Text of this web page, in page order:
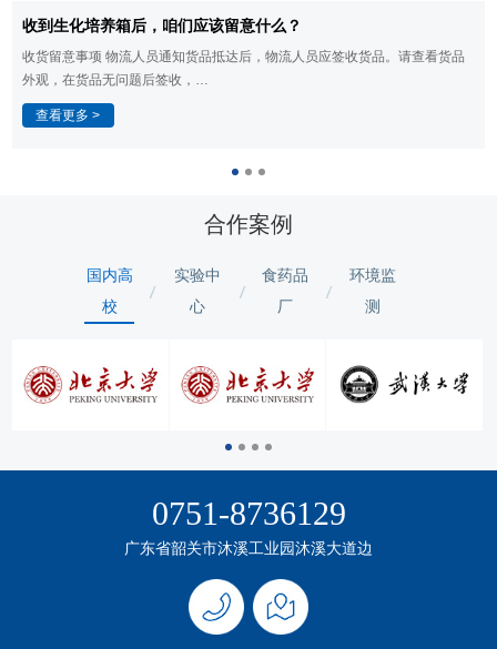
​收到生化培养箱后，咱们应该留意什么？
收货留意事项 物流人员通知货品抵达后，物流人员应签收货品。请查看货品
外观，在货品无问题后签收，…
查看更多 >
合作案例
国内高
校
实验中
心
食药品
厂
环境监
测
0751-8736129
广东省韶关市沐溪工业园沐溪大道边